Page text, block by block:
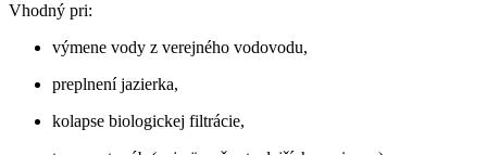
Vhodný pri:
výmene vody z verejného vodovodu,
preplnení jazierka,
kolapse biologickej filtrácie,